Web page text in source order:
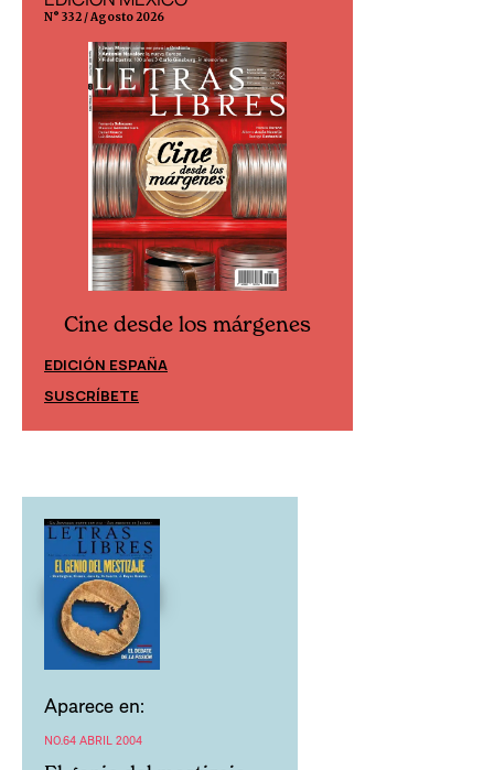
N° 332 / Agosto 2026
Cine desde los márgenes
EDICIÓN ESPAÑA
SUSCRÍBETE
Aparece en:
NO.64 ABRIL 2004